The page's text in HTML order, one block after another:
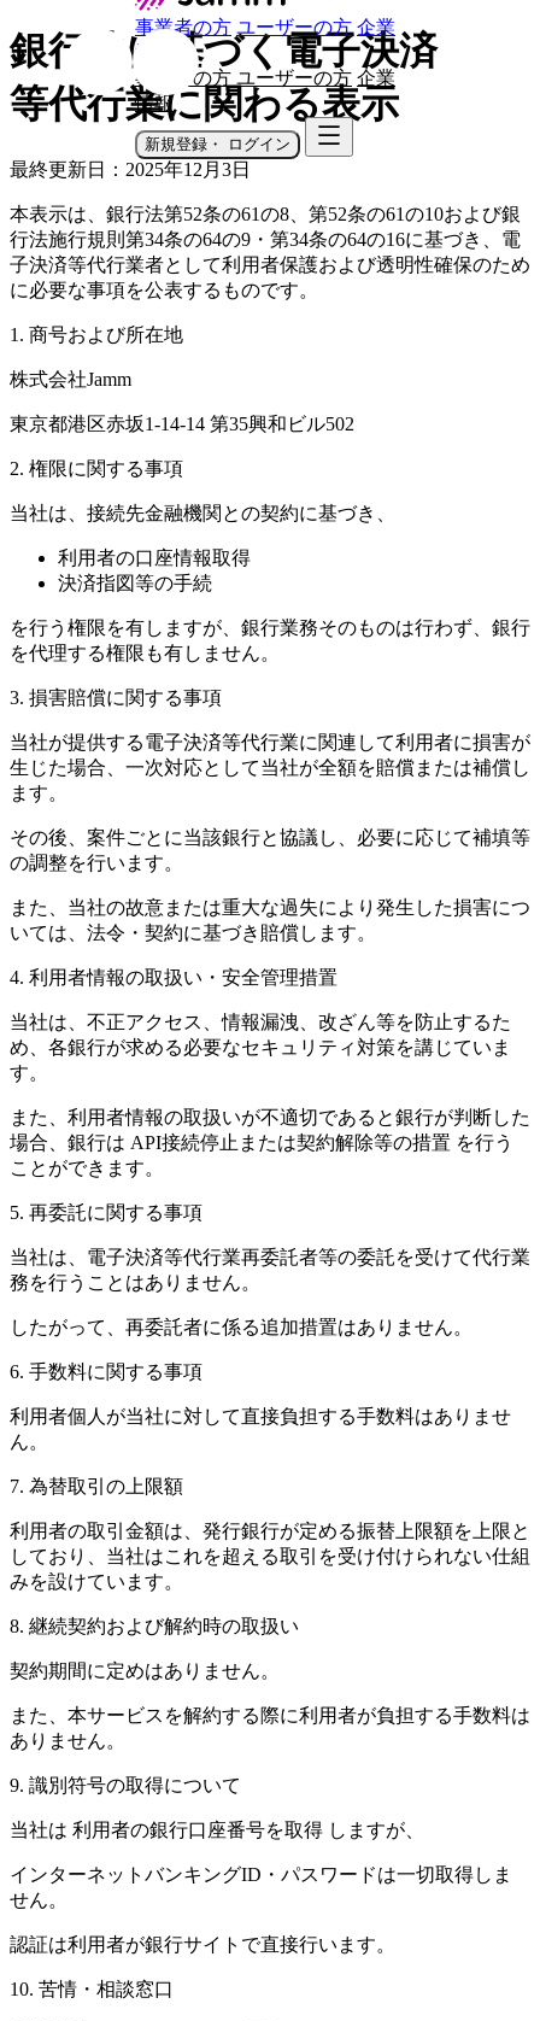
事業者の方 ユーザーの方 企業
情報
事業者の方 ユーザーの方 企業
情報
新規登録・ ログイン
銀行法に基づく電子決済
等代行業に関わる表示
最終更新日：2025年12月3日
本表示は、銀行法第52条の61の8、第52条の61の10および銀
行法施行規則第34条の64の9・第34条の64の16に基づき、電
子決済等代行業者として利用者保護および透明性確保のため
に必要な事項を公表するものです。
1. 商号および所在地
株式会社Jamm
東京都港区赤坂1-14-14 第35興和ビル502
2. 権限に関する事項
当社は、接続先金融機関との契約に基づき、
利用者の口座情報取得
決済指図等の手続
を行う権限を有しますが、銀行業務そのものは行わず、銀行
を代理する権限も有しません。
3. 損害賠償に関する事項
当社が提供する電子決済等代行業に関連して利用者に損害が
生じた場合、一次対応として当社が全額を賠償または補償し
ます。
その後、案件ごとに当該銀行と協議し、必要に応じて補填等
の調整を行います。
また、当社の故意または重大な過失により発生した損害につ
いては、法令・契約に基づき賠償します。
4. 利用者情報の取扱い・安全管理措置
当社は、不正アクセス、情報漏洩、改ざん等を防止するた
め、各銀行が求める必要なセキュリティ対策を講じていま
す。
また、利用者情報の取扱いが不適切であると銀行が判断した
場合、銀行は API接続停止または契約解除等の措置 を行う
ことができます。
5. 再委託に関する事項
当社は、電子決済等代行業再委託者等の委託を受けて代行業
務を行うことはありません。
したがって、再委託者に係る追加措置はありません。
6. 手数料に関する事項
利用者個人が当社に対して直接負担する手数料はありませ
ん。
7. 為替取引の上限額
利用者の取引金額は、発行銀行が定める振替上限額を上限と
しており、当社はこれを超える取引を受け付けられない仕組
みを設けています。
8. 継続契約および解約時の取扱い
契約期間に定めはありません。
また、本サービスを解約する際に利用者が負担する手数料は
ありません。
9. 識別符号の取得について
当社は 利用者の銀行口座番号を取得 しますが、
インターネットバンキングID・パスワードは一切取得しま
せん。
認証は利用者が銀行サイトで直接行います。
10. 苦情・相談窓口